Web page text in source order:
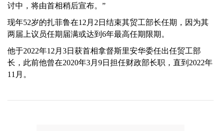
讨中，将由首相稍后宣布。”
现年52岁的扎菲鲁在12月2日结束其贸工部长任期，因为其
两届上议员任期届满或达到6年最高任期限期。
他于2022年12月3日获首相拿督斯里安华委任出任贸工部
长，此前他曾在2020年3月9日担任财政部长职，直到2022年
11月。